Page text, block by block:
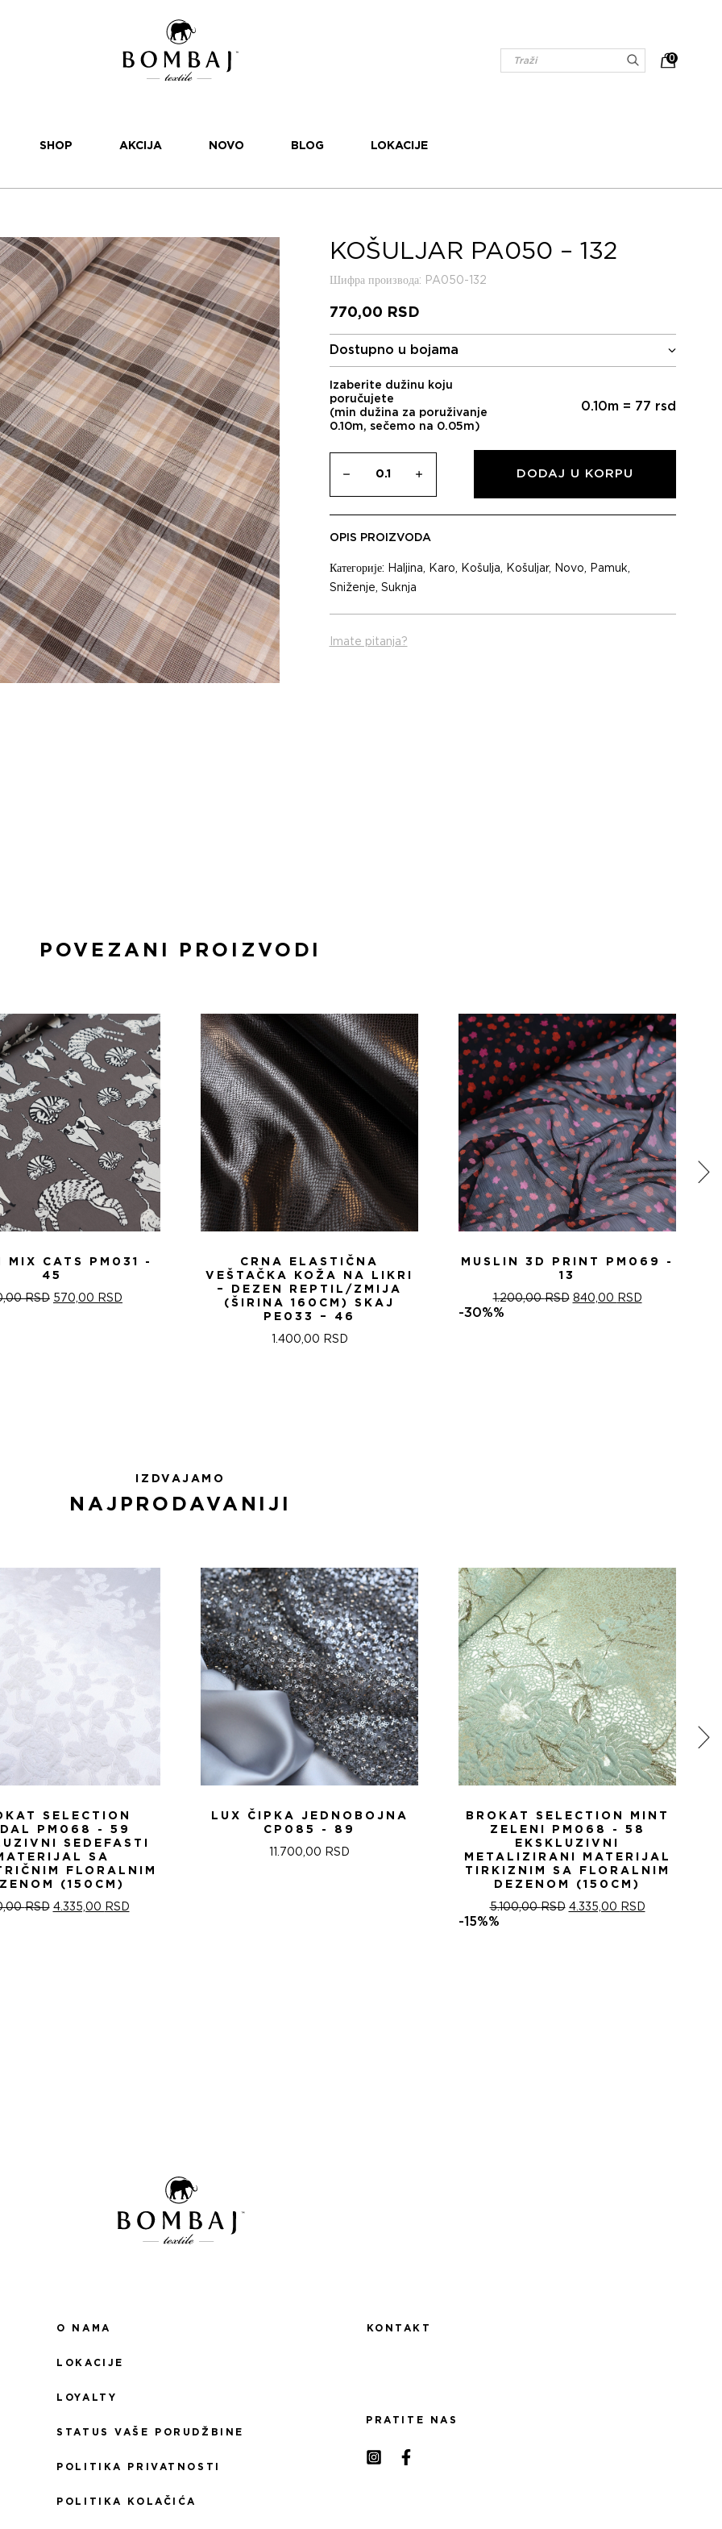
0
SHOP AKCIJA NOVO BLOG LOKACIJE
KOŠULJAR PA050 – 132
Шифра производа: PA050-132
770,00 RSD
Dostupno u bojama
Izaberite dužinu koju
poručujete
(min dužina za poruživanje
0.10m, sečemo na 0.05m)
0.10m = 77 rsd
DODAJ U KORPU
OPIS PROIZVODA
Категорије: Haljina, Karo, Košulja, Košuljar, Novo, Pamuk,
Sniženje, Suknja
Imate pitanja?
POVEZANI PROIZVODI
MIX CATS PM031 -
45
RSD ОРИГИНАЛНА
570,00 RSD
CRNA ELASTIČNA
VEŠTAČKA KOŽA NA LIKRI
– DEZEN REPTIL/ZMIJA
(ŠIRINA 160CM) SKAJ
PE033 – 46
1.400,00 RSD
MUSLIN 3D PRINT PM069 -
13
1.200,00RSD ОРИГИНАЛНА
840,00 RSDТРЕНУТНА
-30%%
IZDVAJAMO
NAJPRODAVANIJI
SELECTION
PM068 - 59
SEDEFASTI
SA
FLORALNIM
(150CM)
RSD ОРИГИНАЛНА
4.335,00 RSDТРЕНУТНА
LUX ČIPKA JEDNOBOJNA
CP085 - 89
11.700,00 RSD
BROKAT SELECTION MINT
ZELENI PM068 - 58
EKSKLUZIVNI
METALIZIRANI MATERIJAL
TIRKIZNIM SA FLORALNIM
DEZENOM (150CM)
5.100,00RSD ОРИГИНАЛНА
4.335,00 RSDТРЕНУТНА
-15%%
O NAMA
LOKACIJE
LOYALTY
STATUS VAŠE PORUDŽBINE
POLITIKA PRIVATNOSTI
POLITIKA KOLAČIĆA
KONTAKT
PRATITE NAS